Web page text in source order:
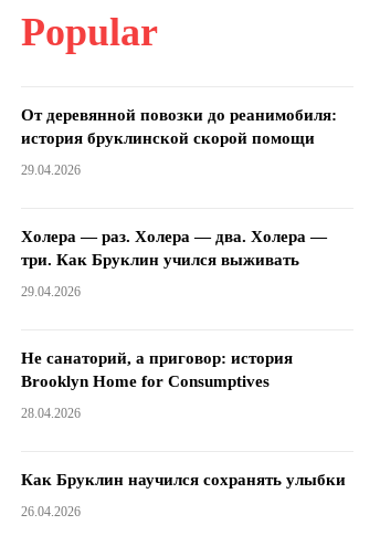
Popular
От деревянной повозки до реанимобиля:
история бруклинской скорой помощи
29.04.2026
Холера — раз. Холера — два. Холера —
три. Как Бруклин учился выживать
29.04.2026
Не санаторий, а приговор: история
Brooklyn Home for Consumptives
28.04.2026
Как Бруклин научился сохранять улыбки
26.04.2026